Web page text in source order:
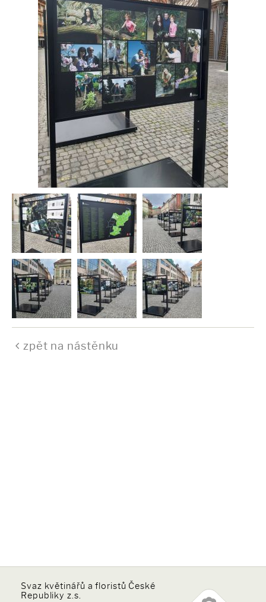
zpět na nástěnku
Svaz květinářů a floristů České
Republiky z.s.